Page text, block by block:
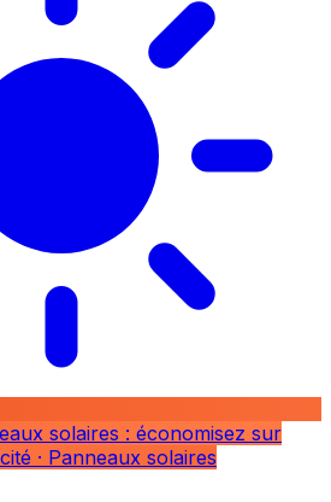
solaires : économisez sur
· Panneaux solaires